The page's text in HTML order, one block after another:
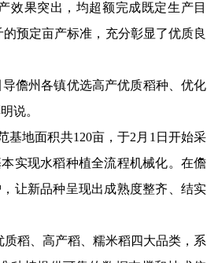
效果突出，均超额完成既定生产目
预定亩产标准，充分彰显了优质良
儋州各镇优选高产优质稻种、优化
说。
地面积共120亩，于2月1日开始采
实现水稻种植全流程机械化。在儋
让新品种呈现出成熟度整齐、结实
稻、高产稻、糯米稻四大品类，系